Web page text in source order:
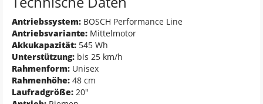
Antriebssystem: BOSCH Performance Line
Antriebsvariante: Mittelmotor
Akkukapazität: 545 Wh
Unterstützung: bis 25 km/h
Rahmenform: Unisex
Rahmenhöhe: 48 cm
Laufradgröße: 20"